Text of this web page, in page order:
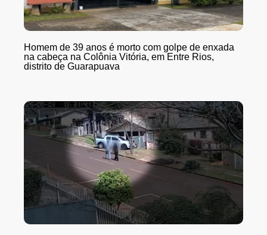
Homem de 39 anos é morto com golpe de enxada
na cabeça na Colônia Vitória, em Entre Rios,
distrito de Guarapuava